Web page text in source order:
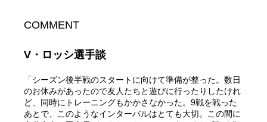
COMMENT
V・ロッシ選手談
「シーズン後半戦のスタートに向けて準備が整った。数日
のお休みがあったので友人たちと遊びに行ったりしたけれ
ど、同時にトレーニングもかかさなかった。9戦を戦った
あとで、このようなインターバルはとても大切。この間に